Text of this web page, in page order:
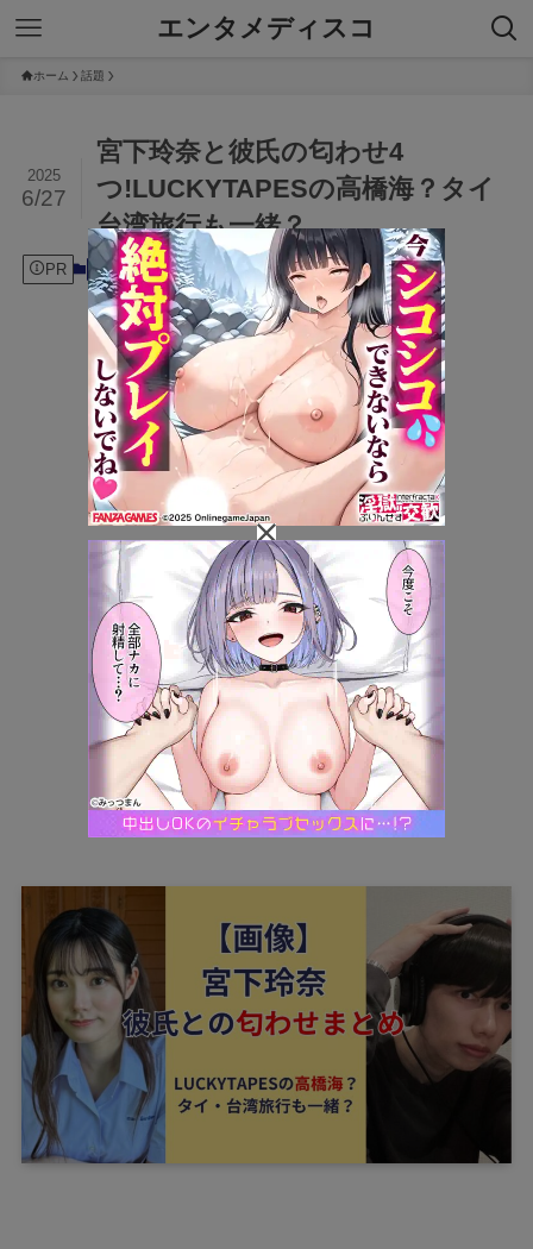
エンタメディスコ
ホーム 話題
宮下玲奈と彼氏の匂わせ4
つ!LUCKYTAPESの高橋海？タイ
台湾旅行も一緒？
2025
6/27
PR 話題 2025年6月27日